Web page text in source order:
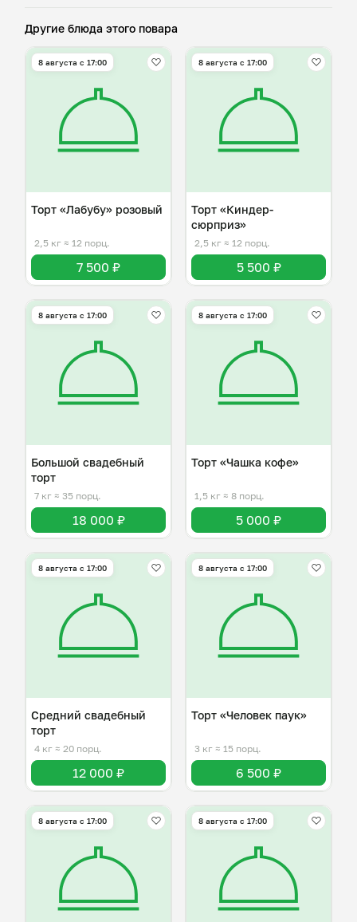
Другие блюда этого повара
8 августа с 17:00
Торт «Лабубу» розовый
2,5 кг ≈ 12 порц.
7 500 ₽
8 августа с 17:00
Торт «Киндер-
сюрприз»
2,5 кг ≈ 12 порц.
5 500 ₽
8 августа с 17:00
Большой свадебный
торт
7 кг ≈ 35 порц.
18 000 ₽
8 августа с 17:00
Торт «Чашка кофе»
1,5 кг ≈ 8 порц.
5 000 ₽
8 августа с 17:00
Средний свадебный
торт
4 кг ≈ 20 порц.
12 000 ₽
8 августа с 17:00
Торт «Человек паук»
3 кг ≈ 15 порц.
6 500 ₽
8 августа с 17:00 8 августа с 17:00